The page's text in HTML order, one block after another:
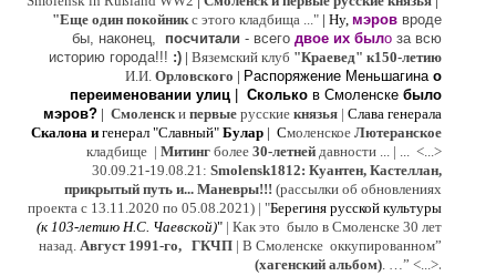
"Еще один покойникс этого кладбища ..." | Ну, мэров вроде
бы, наконец, посчитали - всего двое их было за всю
историю города!!! :) | Вяземский клуб "Краевед" к150-летию
И.И. Орловского | Распоряжение Меньшагина о
переименовании улиц
Сколько в Смоленске было
мэров? | Смоленски первые русские князья | Слава генерала
Скалона и генерал "Славный" Булар | Смоленское Лютерaнское
кладбище | Митинг более 30-летней давности ... | ... <...>
30.09.21-19.08.21: Smolensk1812: Куантен, Кастеллан,
прикрытый путь и... Маневры!!! (рассылки об обновлениях
проекта с 13.11.2020 по 05.08.2021) | "Берегиня русской культуры
(к 103-летию Н.С. Чаевской)" | Как это было в Смоленске 30 лет
назад. Август 1991-го, ГКЧП | В Смоленске оккупированном”
(хагенский альбом). …” <...>.